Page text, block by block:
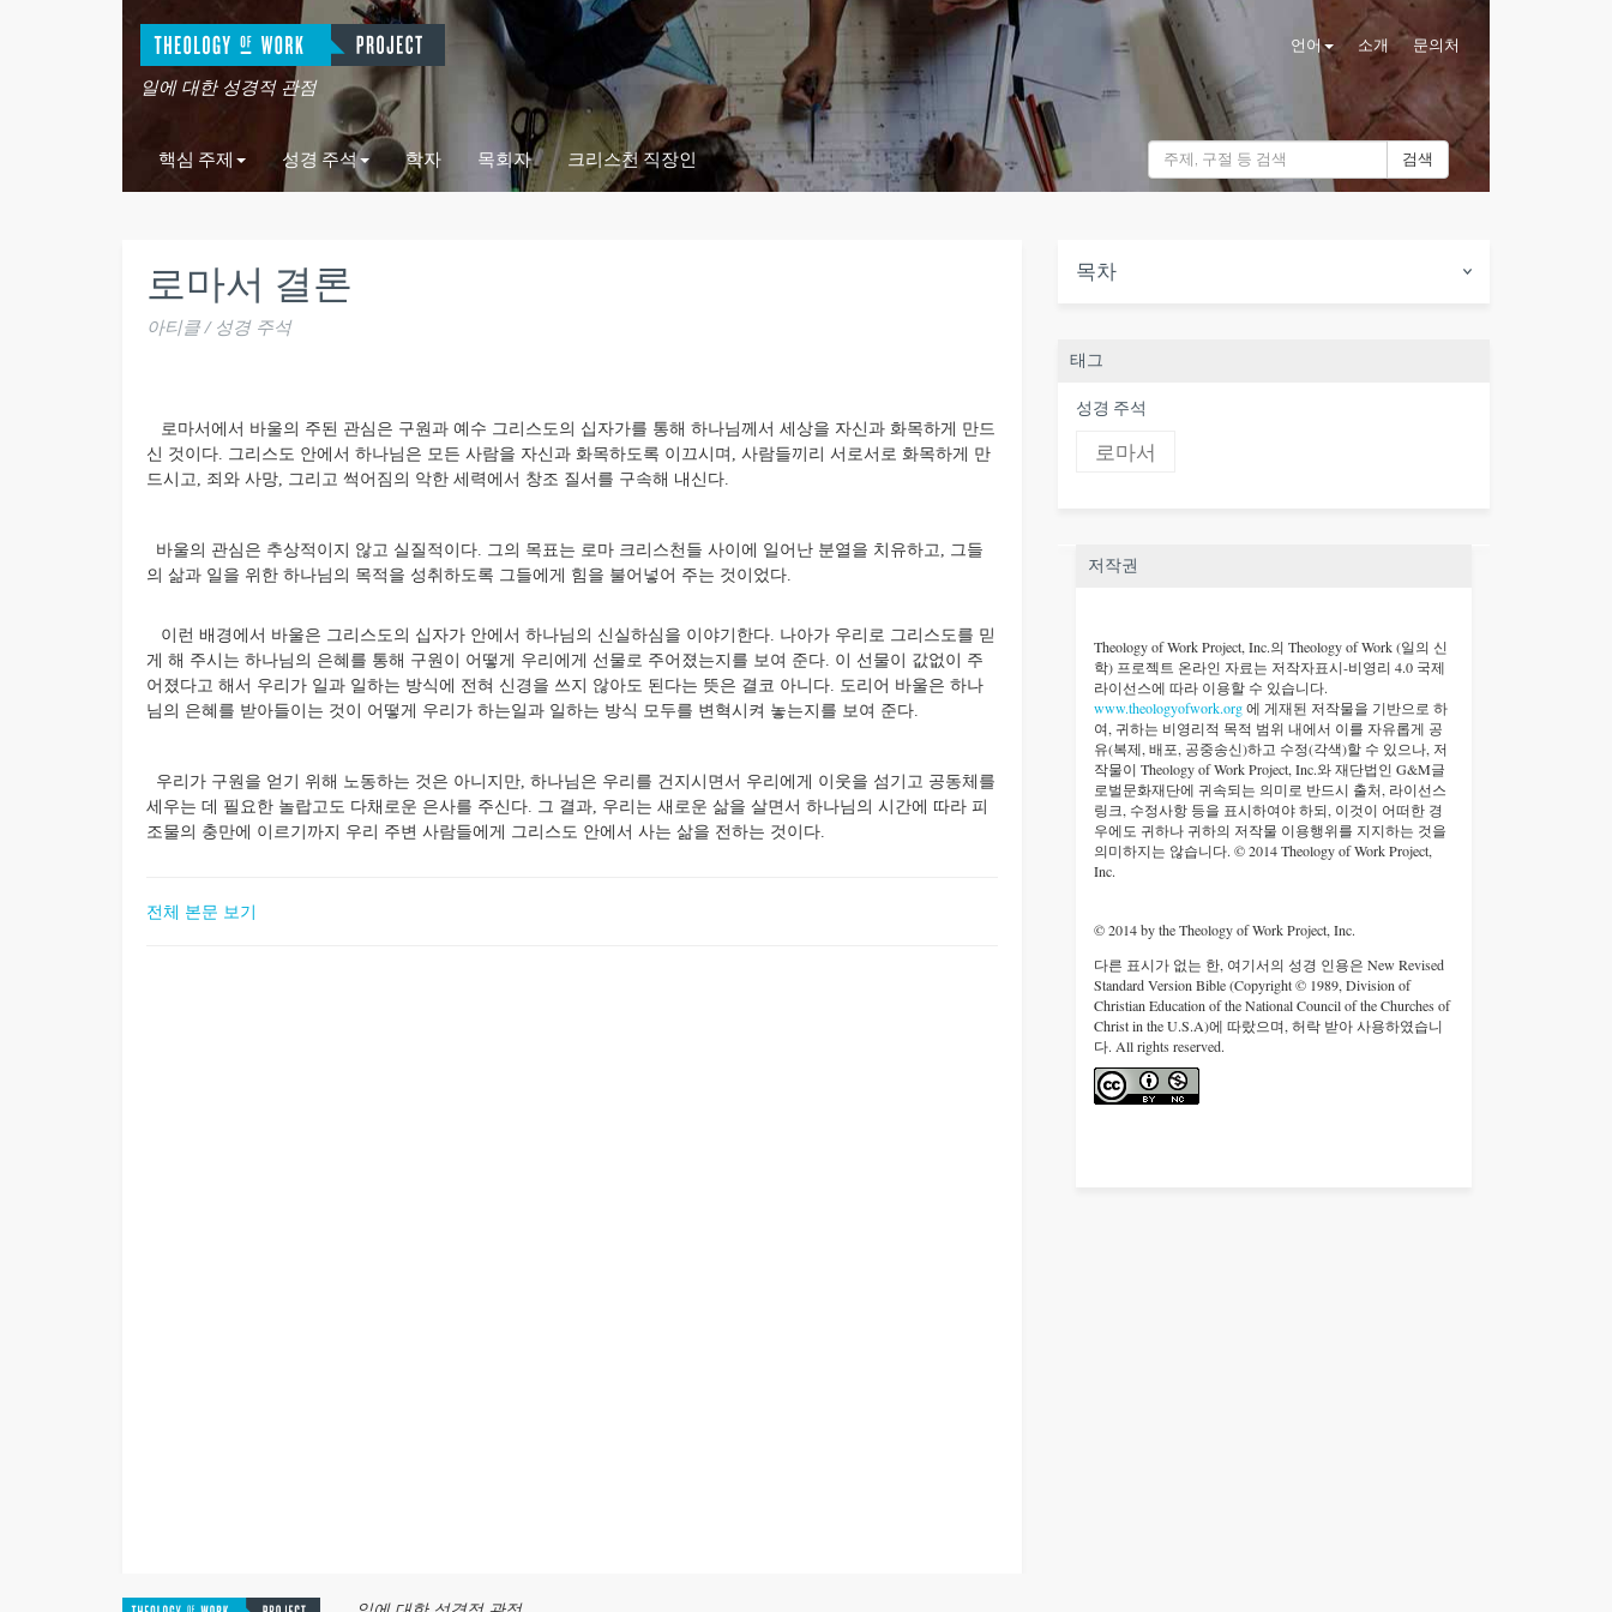
언어 소개 문의처
일에 대한 성경적 관점
검색
핵심 주제 성경 주석 학자 목회자 크리스천 직장인
목차
태그
성경 주석
로마서
저작권
Theology of Work Project, Inc.의 Theology of Work (일의 신
학) 프로젝트 온라인 자료는 저작자표시-비영리 4.0 국제
라이선스에 따라 이용할 수 있습니다.
www.theologyofwork.org에 게재된 저작물을 기반으로 하
여, 귀하는 비영리적 목적 범위 내에서 이를 자유롭게 공
유(복제, 배포, 공중송신)하고 수정(각색)할 수 있으나, 저
작물이 Theology of Work Project, Inc.와 재단법인 G&M글
로벌문화재단에 귀속되는 의미로 반드시 출처, 라이선스
링크, 수정사항 등을 표시하여야 하되, 이것이 어떠한 경
우에도 귀하나 귀하의 저작물 이용행위를 지지하는 것을
의미하지는 않습니다. © 2014 Theology of Work Project,
Inc.
© 2014 by the Theology of Work Project, Inc.
다른 표시가 없는 한, 여기서의 성경 인용은 New Revised
Standard Version Bible (Copyright © 1989, Division of
Christian Education of the National Council of the Churches of
Christ in the U.S.A)에 따랐으며, 허락 받아 사용하였습니
다. All rights reserved.
로마서 결론
아티클 / 성경 주석
로마서에서 바울의 주된 관심은 구원과 예수 그리스도의 십자가를 통해 하나님께서 세상을 자신과 화목하게 만드
신 것이다. 그리스도 안에서 하나님은 모든 사람을 자신과 화목하도록 이끄시며, 사람들끼리 서로서로 화목하게 만
드시고, 죄와 사망, 그리고 썩어짐의 악한 세력에서 창조 질서를 구속해 내신다.
바울의 관심은 추상적이지 않고 실질적이다. 그의 목표는 로마 크리스천들 사이에 일어난 분열을 치유하고, 그들
의 삶과 일을 위한 하나님의 목적을 성취하도록 그들에게 힘을 불어넣어 주는 것이었다.
이런 배경에서 바울은 그리스도의 십자가 안에서 하나님의 신실하심을 이야기한다. 나아가 우리로 그리스도를 믿
게 해 주시는 하나님의 은혜를 통해 구원이 어떻게 우리에게 선물로 주어졌는지를 보여 준다. 이 선물이 값없이 주
어졌다고 해서 우리가 일과 일하는 방식에 전혀 신경을 쓰지 않아도 된다는 뜻은 결코 아니다. 도리어 바울은 하나
님의 은혜를 받아들이는 것이 어떻게 우리가 하는일과 일하는 방식 모두를 변혁시켜 놓는지를 보여 준다.
우리가 구원을 얻기 위해 노동하는 것은 아니지만, 하나님은 우리를 건지시면서 우리에게 이웃을 섬기고 공동체를
세우는 데 필요한 놀랍고도 다채로운 은사를 주신다. 그 결과, 우리는 새로운 삶을 살면서 하나님의 시간에 따라 피
조물의 충만에 이르기까지 우리 주변 사람들에게 그리스도 안에서 사는 삶을 전하는 것이다.
전체 본문 보기